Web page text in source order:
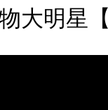
大明星